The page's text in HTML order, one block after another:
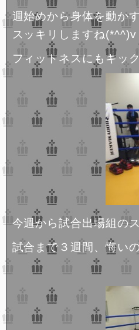
週始めから身体を動か
スッキリしますね(*^^)v
フィットネスにもキッ
今週から試合出場組の
試合まで３週間、悔い